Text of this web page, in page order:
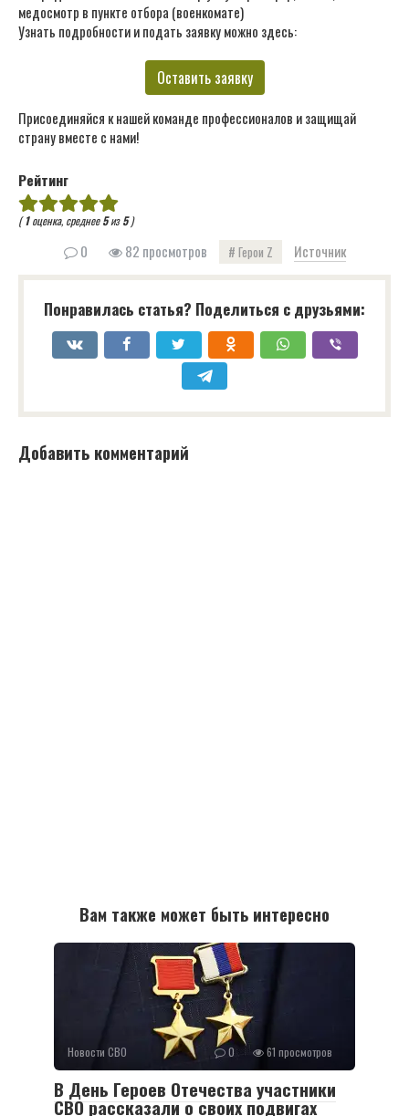
медосмотр в пункте отбора (военкомате)
Узнать подробности и подать заявку можно здесь:
Оставить заявку
Присоединяйся к нашей команде профессионалов и защищай
страну вместе с нами!
Рейтинг
(1оценка, среднее5из5)
0 82 просмотров Герои Z Источник
Понравилась статья? Поделиться с друзьями:
Добавить комментарий
Вам также может быть интересно
Новости СВО 0 61 просмотров
В День Героев Отечества участники
СВО рассказали о своих подвигах